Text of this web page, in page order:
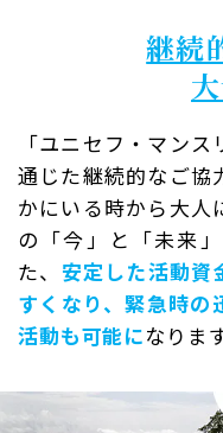
継続
「ユニセフ・マン
通じた継続的なご協
かにいる時から大人
の「今」と「未来
た、 安定した活動資
すくなり、緊急時の
活動も可能になります